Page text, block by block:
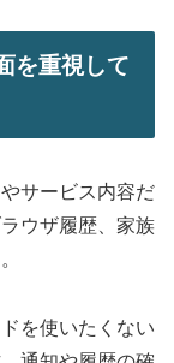
を重視して
サービス内容だ
ウザ履歴、家族
を使いたくない